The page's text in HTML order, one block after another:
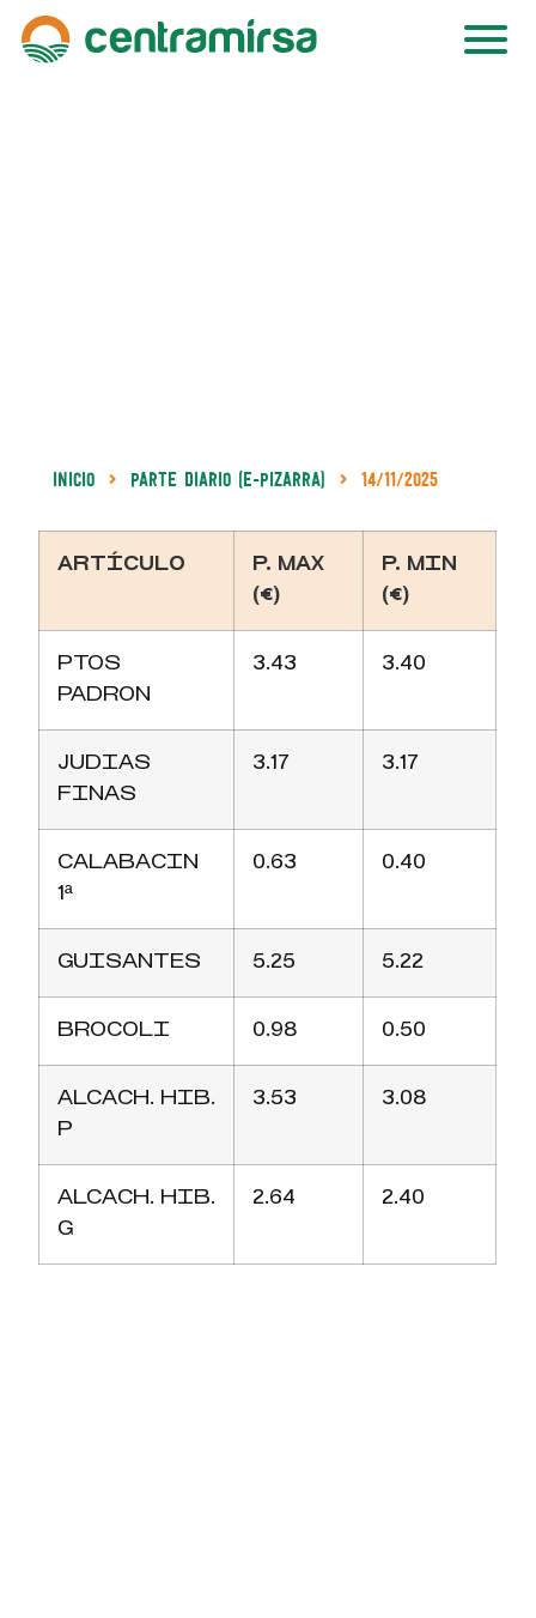
Inicio Parte Diario (e-Pizarra) 14/11/2025
ARTÍCULO
P. MAX
(€)
P. MIN
(€)
PTOS
PADRON
3.43 3.40
JUDIAS
FINAS
3.17 3.17
CALABACIN
1ª
0.63 0.40
GUISANTES 5.25 5.22
BROCOLI 0.98 0.50
ALCACH. HIB.
P
3.53 3.08
ALCACH. HIB.
G
2.64 2.40